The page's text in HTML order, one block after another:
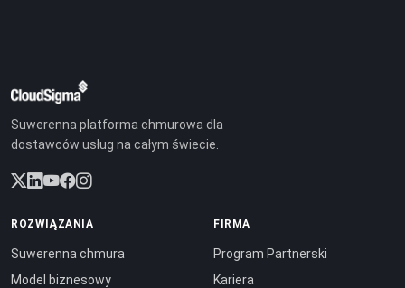
Suwerenna platforma chmurowa dla
dostawców usług na całym świecie.
ROZWIĄZANIA
Suwerenna chmura
Model biznesowy
FIRMA
Program Partnerski
Kariera